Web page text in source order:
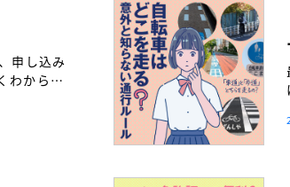
申し込み
わからな